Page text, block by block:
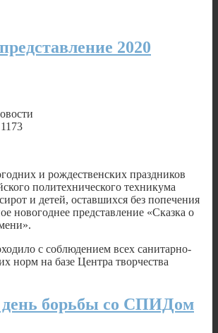
2020
и рождественских праздников
политехнического техникума
и детей, оставшихся без попечения
новогоднее представление «Сказка о
с соблюдением всех санитарно-
норм на базе Центра творчества
борьбы со СПИДом